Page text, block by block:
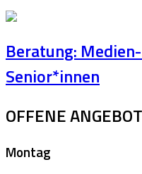
Beratung:
Senior*innen
OFFENE
Montag